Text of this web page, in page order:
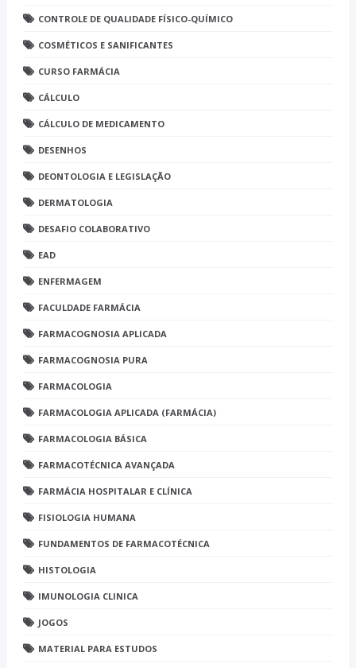
CONTROLE DE QUALIDADE FÍSICO-QUÍMICO
COSMÉTICOS E SANIFICANTES
CURSO FARMÁCIA
CÁLCULO
CÁLCULO DE MEDICAMENTO
DESENHOS
DEONTOLOGIA E LEGISLAÇÃO
DERMATOLOGIA
DESAFIO COLABORATIVO
EAD
ENFERMAGEM
FACULDADE FARMÁCIA
FARMACOGNOSIA APLICADA
FARMACOGNOSIA PURA
FARMACOLOGIA
FARMACOLOGIA APLICADA (FARMÁCIA)
FARMACOLOGIA BÁSICA
FARMACOTÉCNICA AVANÇADA
FARMÁCIA HOSPITALAR E CLÍNICA
FISIOLOGIA HUMANA
FUNDAMENTOS DE FARMACOTÉCNICA
HISTOLOGIA
IMUNOLOGIA CLINICA
JOGOS
MATERIAL PARA ESTUDOS